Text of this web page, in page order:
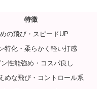
特徴
の飛び・スピードUP
特化・柔らかく軽い打感
ン性能強め・コスパ良し
めな飛び・コントロール系